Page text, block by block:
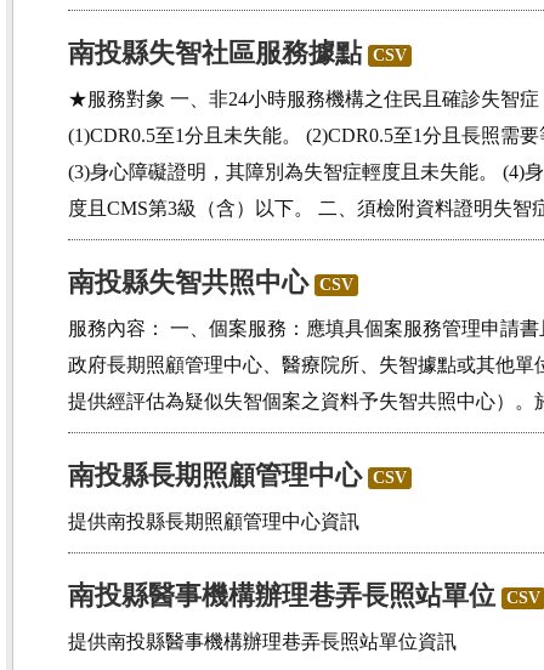
南投縣失智社區服務據點 CSV
★服務對象 一、非24小時服務機構之住民且確診失智
(1)CDR0.5至1分且未失能。 (2)CDR0.5至1分且長照需
(3)身心障礙證明，其障別為失智症輕度且未失能。 (4)
度且CMS第3級（含）以下。 二、須檢附資料證明失智
南投縣失智共照中心 CSV
服務內容： 一、個案服務：應填具個案服務管理申請
政府長期照顧管理中心、醫療院所、失智據點或其他
提供經評估為疑似失智個案之資料予失智共照中心）。
南投縣長期照顧管理中心 CSV
提供南投縣長期照顧管理中心資訊
南投縣醫事機構辦理巷弄長照站單位 CSV
提供南投縣醫事機構辦理巷弄長照站單位資訊